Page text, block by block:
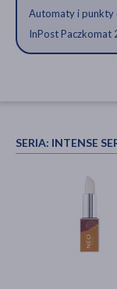
Automaty i punkty
InPost Paczkomat
SERIA: INTENSE